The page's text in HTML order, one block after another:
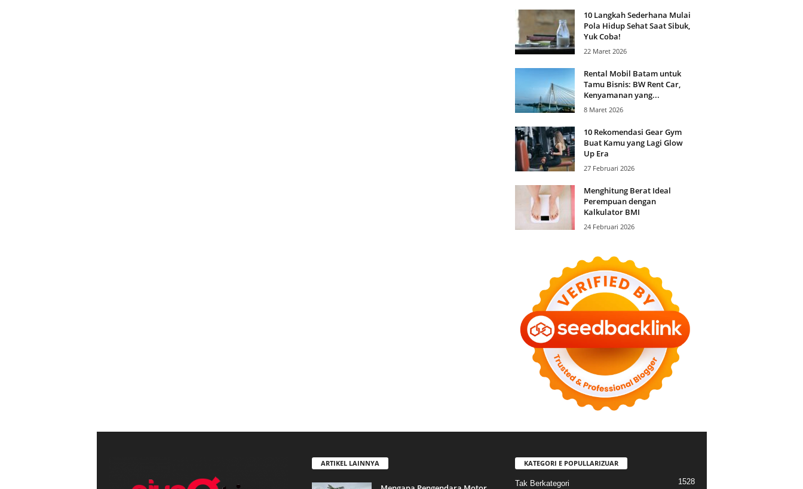
10 Langkah Sederhana Mulai
Pola Hidup Sehat Saat Sibuk,
Yuk Coba!
22 Maret 2026
Rental Mobil Batam untuk
Tamu Bisnis: BW Rent Car,
Kenyamanan yang...
8 Maret 2026
10 Rekomendasi Gear Gym
Buat Kamu yang Lagi Glow
Up Era
27 Februari 2026
Menghitung Berat Ideal
Perempuan dengan
Kalkulator BMI
24 Februari 2026
ARTIKEL LAINNYA KATEGORI E POPULLARIZUAR
Tak Berkategori 1528